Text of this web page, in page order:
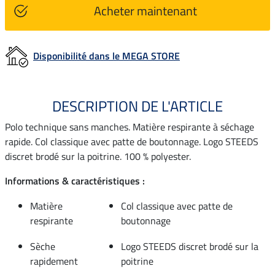
Acheter maintenant
Disponibilité dans le MEGA STORE
DESCRIPTION DE L'ARTICLE
Polo technique sans manches. Matière respirante à séchage
rapide. Col classique avec patte de boutonnage. Logo STEEDS
discret brodé sur la poitrine. 100 % polyester.
Informations & caractéristiques :
Matière
respirante
Col classique avec patte de
boutonnage
Sèche
rapidement
Logo STEEDS discret brodé sur la
poitrine